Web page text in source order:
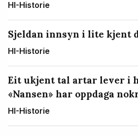
HI-Historie
Sjeldan innsyn i lite kjent
HI-Historie
Eit ukjent tal artar lever i
«Nansen» har oppdaga
HI-Historie